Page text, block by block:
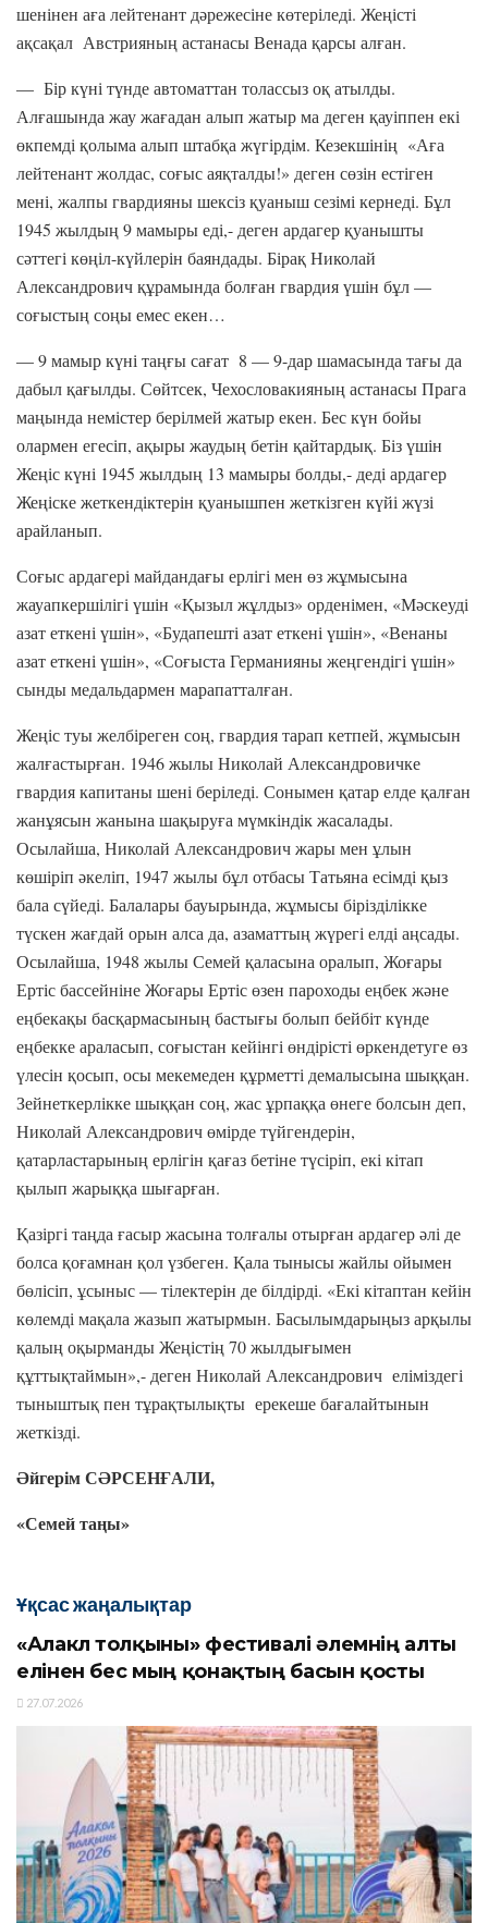
шенінен аға лейтенант дәрежесіне көтеріледі. Жеңісті
ақсақал Австрияның астанасы Венада қарсы алған.
— Бір күні түнде автоматтан толассыз оқ атылды.
Алғашында жау жағадан алып жатыр ма деген қауіппен екі
өкпемді қолыма алып штабқа жүгірдім. Кезекшінің «Аға
лейтенант жолдас, соғыс аяқталды!» деген сөзін естіген
мені, жалпы гвардияны шексіз қуаныш сезімі кернеді. Бұл
1945 жылдың 9 мамыры еді,- деген ардагер қуанышты
сәттегі көңіл-күйлерін баяндады. Бірақ Николай
Александрович құрамында болған гвардия үшін бұл —
соғыстың соңы емес екен…
— 9 мамыр күні таңғы сағат 8 — 9-дар шамасында тағы да
дабыл қағылды. Сөйтсек, Чехословакияның астанасы Прага
маңында немістер берілмей жатыр екен. Бес күн бойы
олармен егесіп, ақыры жаудың бетін қайтардық. Біз үшін
Жеңіс күні 1945 жылдың 13 мамыры болды,- деді ардагер
Жеңіске жеткендіктерін қуанышпен жеткізген күйі жүзі
арайланып.
Соғыс ардагері майдандағы ерлігі мен өз жұмысына
жауапкершілігі үшін «Қызыл жұлдыз» орденімен, «Мәскеуді
азат еткені үшін», «Будапешті азат еткені үшін», «Венаны
азат еткені үшін», «Соғыста Германияны жеңгендігі үшін»
сынды медальдармен марапатталған.
Жеңіс туы желбіреген соң, гвардия тарап кетпей, жұмысын
жалғастырған. 1946 жылы Николай Александровичке
гвардия капитаны шені беріледі. Сонымен қатар елде қалған
жанұясын жанына шақыруға мүмкіндік жасалады.
Осылайша, Николай Александрович жары мен ұлын
көшіріп әкеліп, 1947 жылы бұл отбасы Татьяна есімді қыз
бала сүйеді. Балалары бауырында, жұмысы бірізділікке
түскен жағдай орын алса да, азаматтың жүрегі елді аңсады.
Осылайша, 1948 жылы Семей қаласына оралып, Жоғары
Ертіс бассейніне Жоғары Ертіс өзен пароходы еңбек және
еңбекақы басқармасының бастығы болып бейбіт күнде
еңбекке араласып, соғыстан кейінгі өндірісті өркендетуге өз
үлесін қосып, осы мекемеден құрметті демалысына шыққан.
Зейнеткерлікке шыққан соң, жас ұрпаққа өнеге болсын деп,
Николай Александрович өмірде түйгендерін,
қатарластарының ерлігін қағаз бетіне түсіріп, екі кітап
қылып жарыққа шығарған.
Қазіргі таңда ғасыр жасына толғалы отырған ардагер әлі де
болса қоғамнан қол үзбеген. Қала тынысы жайлы ойымен
бөлісіп, ұсыныс — тілектерін де білдірді. «Екі кітаптан кейін
көлемді мақала жазып жатырмын. Басылымдарыңыз арқылы
қалың оқырманды Жеңістің 70 жылдығымен
құттықтаймын»,- деген Николай Александрович еліміздегі
тыныштық пен тұрақтылықты ерекеше бағалайтынын
жеткізді.
Әйгерім СӘРСЕНҒАЛИ,
«Семей таңы»
Ұқсас жаңалықтар
«Алакөл толқыны» фестивалі әлемнің алты
елінен бес мың қонақтың басын қосты
27.07.2026